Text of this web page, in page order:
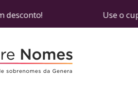
desconto! Use o cupom